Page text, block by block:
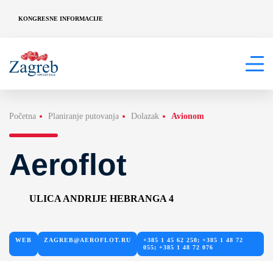
KONGRESNE INFORMACIJE
Početna Planiranje putovanja Dolazak Avionom
Aeroflot
ULICA ANDRIJE HEBRANGA 4
WEB ZAGREB@AEROFLOT.RU
+385 1 45 62 258; +385 1 48 72
055; +385 1 48 72 076